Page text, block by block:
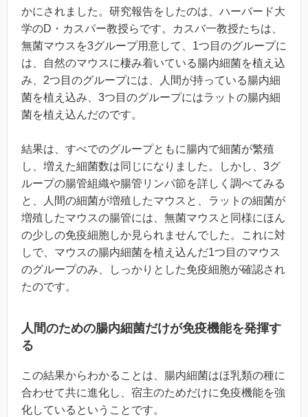
かにされました。研究報告をしたのは、ハーバード大
学のD・カスパー教授らです。カスバ一教授たちは、
無菌マウスを3グループ用意して、1つ目のグループに
は、自然のマウスに棲み着いている腸内細菌を植え込
み、2つ目のグループには、人間が持っている腸内細
菌を植え込み、3つ目のグループにはラットの腸内細
菌を植え込んだのです。
結果は、すべでのグループともに腸内で細菌が繁殖
し、増えた細菌数は同じになりました。しかし、3グ
ループの腸管組織や腸管リンパ節を詳しく調べてみる
と、人間の細菌が増殖したマウスと、ラットの細菌が
増殖したマウスの腸管には、無菌マウスと同様にほん
の少しの免疫細胞しか見られませんでした。これに対
しで、マウスの腸内細菌を植え込んだ1つ目のマウス
のグループのみ、しっかりとした免疫細胞が確認され
たのです。
人間のための腸内細菌だけが免疫機能を発揮す
る
この結果からわかることは、腸内細菌はほ乳類の種に
合わせて共に進化し、宿主のためだけに免疫機能を強
化しているということです。